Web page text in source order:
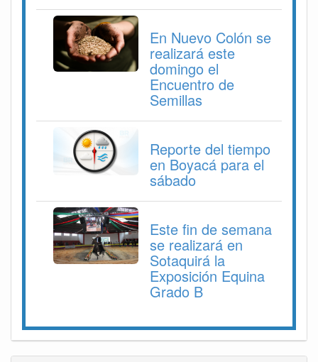
En Nuevo Colón se
realizará este
domingo el
Encuentro de
Semillas
Reporte del tiempo
en Boyacá para el
sábado
Este fin de semana
se realizará en
Sotaquirá la
Exposición Equina
Grado B